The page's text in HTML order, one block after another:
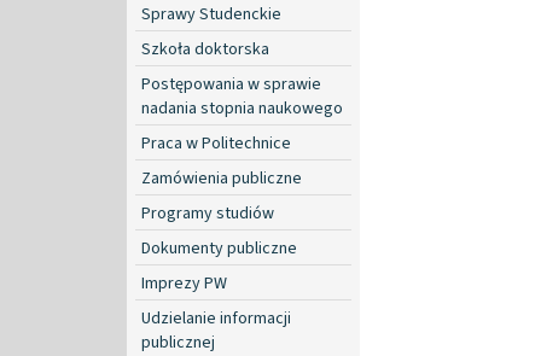
Sprawy Studenckie
Szkoła doktorska
Postępowania w sprawie
nadania stopnia naukowego
Praca w Politechnice
Zamówienia publiczne
Programy studiów
Dokumenty publiczne
Imprezy PW
Udzielanie informacji
publicznej